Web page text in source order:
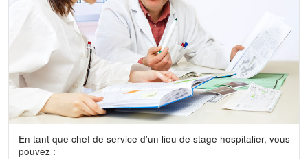
En tant que chef de service d'un lieu de stage hospitalier, vous
pouvez :